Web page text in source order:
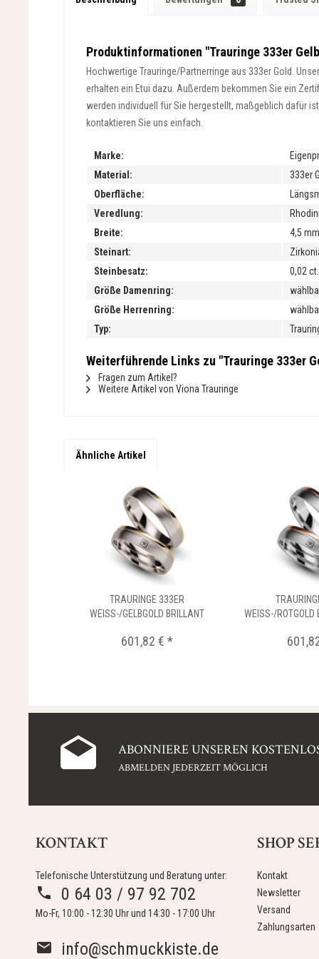
Produktinformationen "Trauringe 333er
Hochwertige Trauringe/Partnerringe aus 333er Gold.
erhalten ein Etui dazu. Außerdem bekommen Sie ein
werden individuell für Sie hergestellt, maßgeblich dafür
kontaktieren Sie uns einfach.
Marke:
Material:
333er
Oberfläche:
Veredlung:
Breite:
4,5 mm
Steinart:
Steinbesatz:
0,02
Größe Damenring:
Größe Herrenring:
Typ:
Weiterführende Links zu "Trauringe 333er
Fragen zum Artikel?
Weitere Artikel von Viona Trauringe
Ähnliche Artikel
TRAURINGE 333ER
WEISS-/GELBGOLD BRILLANT
601,82 € *
WEISS-/ROTGOLD
ABONNIERE UNSEREN
ABMELDEN JEDERZEIT MÖGLICH
KONTAKT
Telefonische Unterstützung und Beratung unter:
0 64 03 / 97 92 702
Mo-Fr, 10:00 - 12:30 Uhr und 14:30 - 17:00 Uhr
info@schmuckkiste.de
SHOP
Kontakt
Newsletter
Versand
Zahlungsarten